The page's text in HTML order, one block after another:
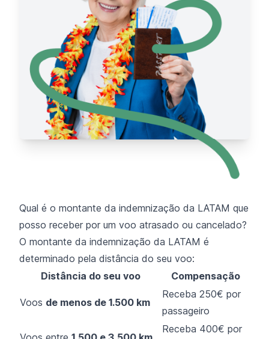
Qual é o montante da indemnização da LATAM que
posso receber por um voo atrasado ou cancelado?
O montante da indemnização da LATAM é
determinado pela distância do seu voo:
Distância do seu voo
Compensação
Voos de menos de 1.500 km
Receba 250€ por
passageiro
Receba 400€ por